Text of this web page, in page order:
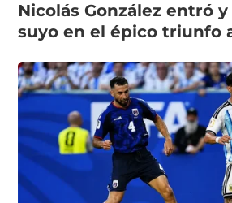
Nicolás González entró
suyo en el épico triunfo